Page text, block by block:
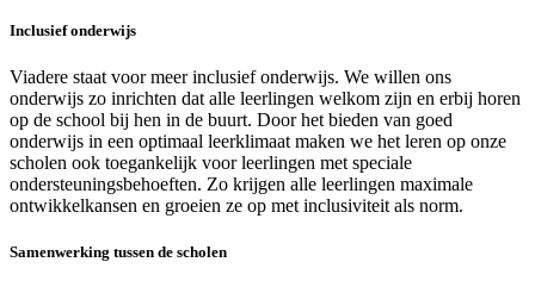
Inclusief onderwijs
Viadere staat voor meer inclusief onderwijs. We willen ons
onderwijs zo inrichten dat alle leerlingen welkom zijn en erbij horen
op de school bij hen in de buurt. Door het bieden van goed
onderwijs in een optimaal leerklimaat maken we het leren op onze
scholen ook toegankelijk voor leerlingen met speciale
ondersteuningsbehoeften. Zo krijgen alle leerlingen maximale
ontwikkelkansen en groeien ze op met inclusiviteit als norm.
Samenwerking tussen de scholen